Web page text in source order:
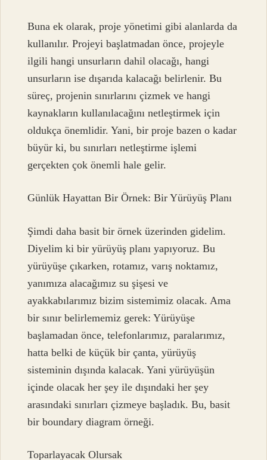
Buna ek olarak, proje yönetimi gibi alanlarda da
kullanılır. Projeyi başlatmadan önce, projeyle
ilgili hangi unsurların dahil olacağı, hangi
unsurların ise dışarıda kalacağı belirlenir. Bu
süreç, projenin sınırlarını çizmek ve hangi
kaynakların kullanılacağını netleştirmek için
oldukça önemlidir. Yani, bir proje bazen o kadar
büyür ki, bu sınırları netleştirme işlemi
gerçekten çok önemli hale gelir.
Günlük Hayattan Bir Örnek: Bir Yürüyüş Planı
Şimdi daha basit bir örnek üzerinden gidelim.
Diyelim ki bir yürüyüş planı yapıyoruz. Bu
yürüyüşe çıkarken, rotamız, varış noktamız,
yanımıza alacağımız su şişesi ve
ayakkabılarımız bizim sistemimiz olacak. Ama
bir sınır belirlememiz gerek: Yürüyüşe
başlamadan önce, telefonlarımız, paralarımız,
hatta belki de küçük bir çanta, yürüyüş
sisteminin dışında kalacak. Yani yürüyüşün
içinde olacak her şey ile dışındaki her şey
arasındaki sınırları çizmeye başladık. Bu, basit
bir boundary diagram örneği.
Toparlayacak Olursak